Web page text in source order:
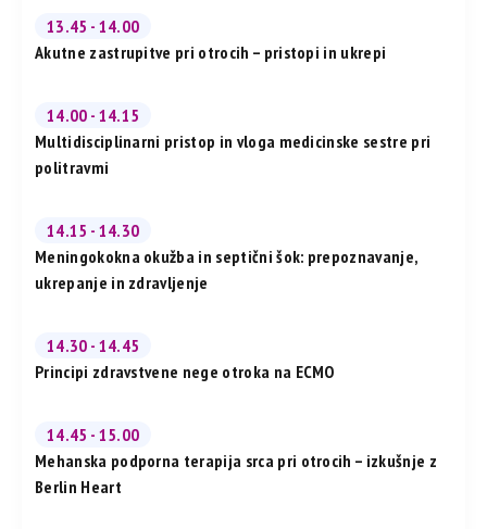
13.45 - 14.00
Akutne zastrupitve pri otrocih – pristopi in ukrepi
14.00 - 14.15
Multidisciplinarni pristop in vloga medicinske sestre pri
politravmi
14.15 - 14.30
Meningokokna okužba in septični šok: prepoznavanje,
ukrepanje in zdravljenje
14.30 - 14.45
Principi zdravstvene nege otroka na ECMO
14.45 - 15.00
Mehanska podporna terapija srca pri otrocih – izkušnje z
Berlin Heart